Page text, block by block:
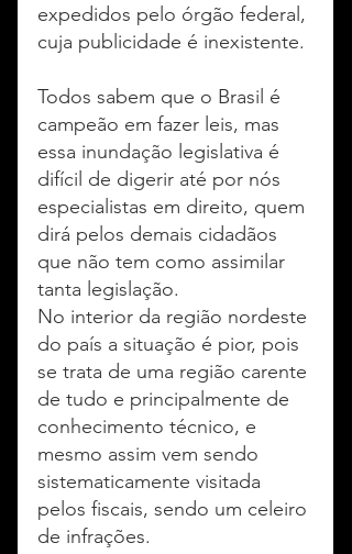
expedidos pelo órgão federal,
cuja publicidade é inexistente.
Todos sabem que o Brasil é
campeão em fazer leis, mas
essa inundação legislativa é
difícil de digerir até por nós
especialistas em direito, quem
dirá pelos demais cidadãos
que não tem como assimilar
tanta legislação.
No interior da região nordeste
do país a situação é pior, pois
se trata de uma região carente
de tudo e principalmente de
conhecimento técnico, e
mesmo assim vem sendo
sistematicamente visitada
pelos fiscais, sendo um celeiro
de infrações.